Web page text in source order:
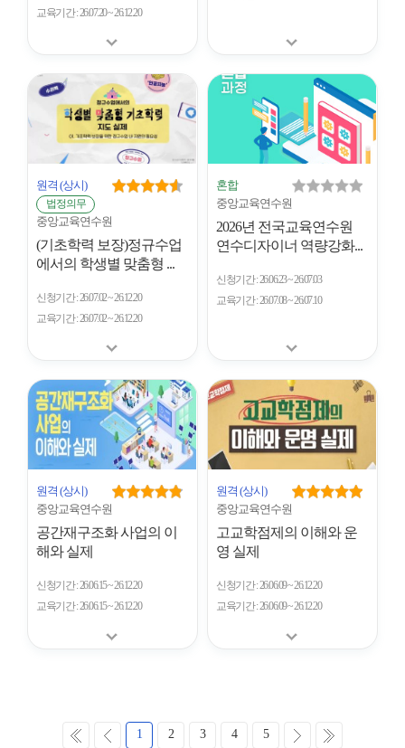
교육기간 26.07.20 ~ 26.12.20
원격 (상시)
법정의무
중앙교육연수원
(기초학력 보장)정규수업
에서의 학생별 맞춤형 ...
신청기간 26.07.02 ~ 26.12.20
교육기간 26.07.02 ~ 26.12.20
혼합
중앙교육연수원
2026년 전국교육연수원
연수디자이너 역량강화...
신청기간 26.06.23 ~ 26.07.03
교육기간 26.07.08 ~ 26.07.10
원격 (상시)
중앙교육연수원
공간재구조화 사업의 이
해와 실제
신청기간 26.06.15 ~ 26.12.20
교육기간 26.06.15 ~ 26.12.20
원격 (상시)
중앙교육연수원
고교학점제의 이해와 운
영 실제
신청기간 26.06.09 ~ 26.12.20
교육기간 26.06.09 ~ 26.12.20
처 이 1 2 3 4 5 다 마